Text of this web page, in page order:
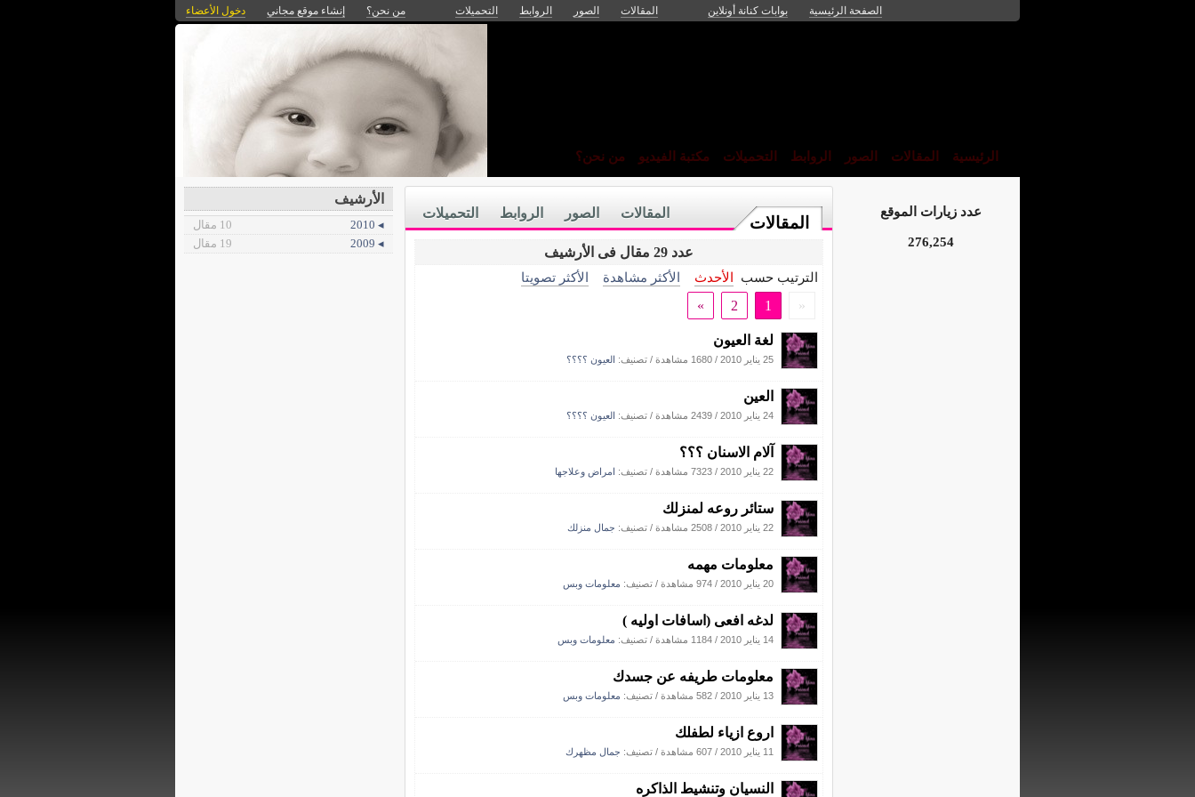
الصفحة الرئيسية بوابات كنانة أونلاين المقالات الصور الروابط التحميلات من نحن؟ إنشاء موقع مجاني دخول الأعضاء
الرئيسية المقالات الصور الروابط التحميلات مكتبة الفيديو من نحن؟
المقالات
التحميلات الروابط الصور المقالات
عدد 29 مقال فى الأرشيف
الترتيب حسب الأحدث الأكثر مشاهدة
الأكثر تصويتا
«
1
2
»
لغة العيون
25 يناير 2010 / 1680 مشاهدة / تصنيف: العيون ؟؟؟؟
العين
24 يناير 2010 / 2439 مشاهدة / تصنيف: العيون ؟؟؟؟
آلام الاسنان ؟؟؟
22 يناير 2010 / 7323 مشاهدة / تصنيف: امراض وعلاجها
ستائر روعه لمنزلك
22 يناير 2010 / 2508 مشاهدة / تصنيف: جمال منزلك
معلومات مهمه
20 يناير 2010 / 974 مشاهدة / تصنيف: معلومات وبس
لدغه افعى (اسافات اوليه )
14 يناير 2010 / 1184 مشاهدة / تصنيف: معلومات وبس
معلومات طريفه عن جسدك
13 يناير 2010 / 582 مشاهدة / تصنيف: معلومات وبس
اروع ازياء لطفلك
11 يناير 2010 / 607 مشاهدة / تصنيف: جمال مظهرك
النسيان وتنشيط الذاكره
عدد زيارات الموقع
276,254
الأرشيف
◂ 2010
10 مقال
◂ 2009
19 مقال